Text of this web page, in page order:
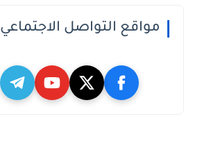
مواقع التواصل الاجتماعي